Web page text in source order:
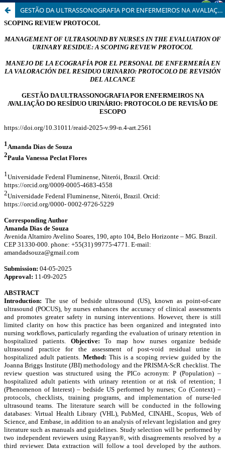
GESTÃO DA ULTRASSONOGRAFIA POR ENFERMEIROS NA AVALIAÇÃO DO RESÍDUO URINÁRIO: PROTOCOLO DE REVISÃO DE ESCOPO